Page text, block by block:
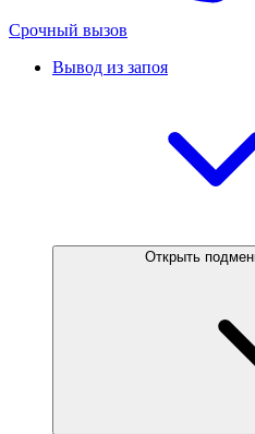
Срочный вызов
Вывод из запоя
Открыть